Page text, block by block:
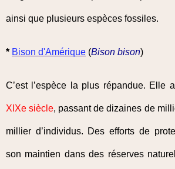
ainsi que plusieurs espèces fossiles.
* Bison d'Amérique (Bison bison)
C’est l’espèce la plus répandue. Elle
XIXe siècle, passant de dizaines de
millier d’individus. Des efforts de
son maintien dans des réserves